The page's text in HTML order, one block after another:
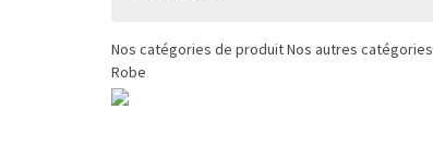
Nos catégories de produitNos autres catégories
Robe